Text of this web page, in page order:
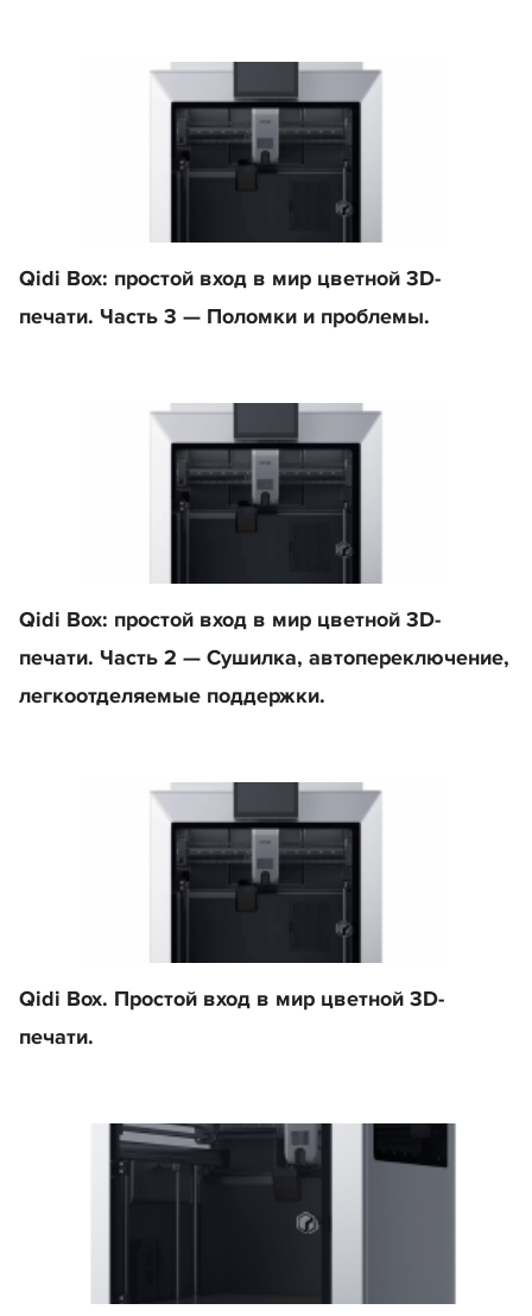
Qidi Box: простой вход в мир цветной 3D-
печати. Часть 3 — Поломки и проблемы.
Qidi Box: простой вход в мир цветной 3D-
печати. Часть 2 — Сушилка, автопереключение,
легкоотделяемые поддержки.
Qidi Box. Простой вход в мир цветной 3D-
печати.